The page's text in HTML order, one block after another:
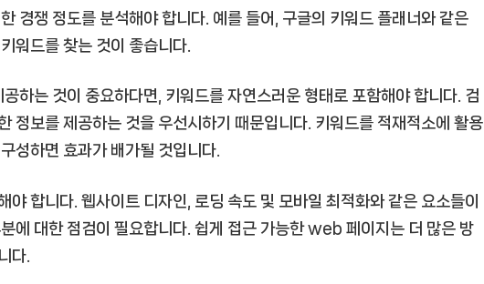
경쟁 정도를 분석해야 합니다. 예를 들어, 구글의 키워드 플래너와 같은
워드를 찾는 것이 좋습니다.
하는 것이 중요하다면, 키워드를 자연스러운 형태로 포함해야 합니다. 검
정보를 제공하는 것을 우선시하기 때문입니다. 키워드를 적재적소에 활용
성하면 효과가 배가될 것입니다.
야 합니다. 웹사이트 디자인, 로딩 속도 및 모바일 최적화와 같은 요소들이
에 대한 점검이 필요합니다. 쉽게 접근 가능한 web 페이지는 더 많은 방
다.